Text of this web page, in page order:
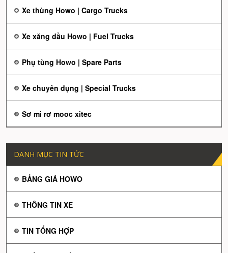
Xe thùng Howo | Cargo Trucks
Xe xăng dầu Howo | Fuel Trucks
Phụ tùng Howo | Spare Parts
Xe chuyên dụng | Special Trucks
Sơ mi rơ mooc xitec
DANH MỤC TIN TỨC
BẢNG GIÁ HOWO
THÔNG TIN XE
TIN TỔNG HỢP